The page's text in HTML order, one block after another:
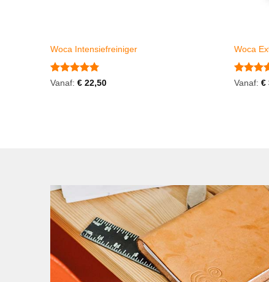
Woca Intensiefreiniger
Gewaardeerd
Vanaf: €22,50
Woca
Vanaf: €